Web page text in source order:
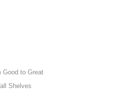
Good to Great
Shelves